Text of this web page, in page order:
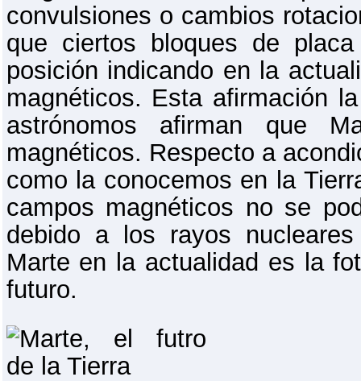
convulsiones o cambios
que ciertos bloques de
posición indicando en la
magnéticos. Esta afirmación
astrónomos afirman que
magnéticos. Respecto a
como la conocemos en la
campos magnéticos no se
debido a los rayos
Marte en la actualidad es la
futuro.